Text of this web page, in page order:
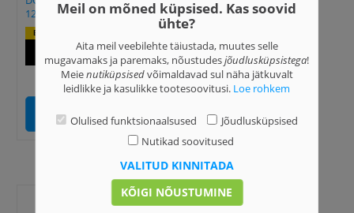
122-134 cm
Eripakkumine:
20,89 €
LISA KORVI
Collection kostüüm, M,
5-6-aastastele
Eripakkumine:
22,49 €
LISA KORVI
Meil on mõned küpsised. Kas soovid
ühte?
Aita meil veebilehte täiustada, muutes selle
mugavamaks ja paremaks, nõustudesjõudlusküpsistega!
Meienutiküpsisedvõimaldavad sul näha jätkuvalt
leidlikke ja kasulikke tootesoovitusi. Loe rohkem
Olulised funktsionaalsused
Jõudlusküpsised
Nutikad soovitused
VALITUD KINNITADA
KÕIGI NÕUSTUMINE